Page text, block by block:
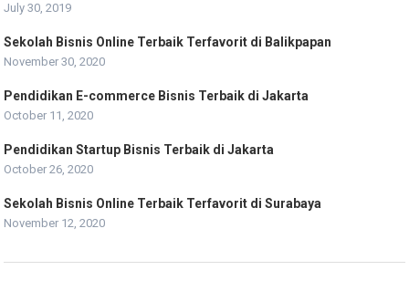
July 30, 2019
Sekolah Bisnis Online Terbaik Terfavorit di Balikpapan
November 30, 2020
Pendidikan E-commerce Bisnis Terbaik di Jakarta
October 11, 2020
Pendidikan Startup Bisnis Terbaik di Jakarta
October 26, 2020
Sekolah Bisnis Online Terbaik Terfavorit di Surabaya
November 12, 2020